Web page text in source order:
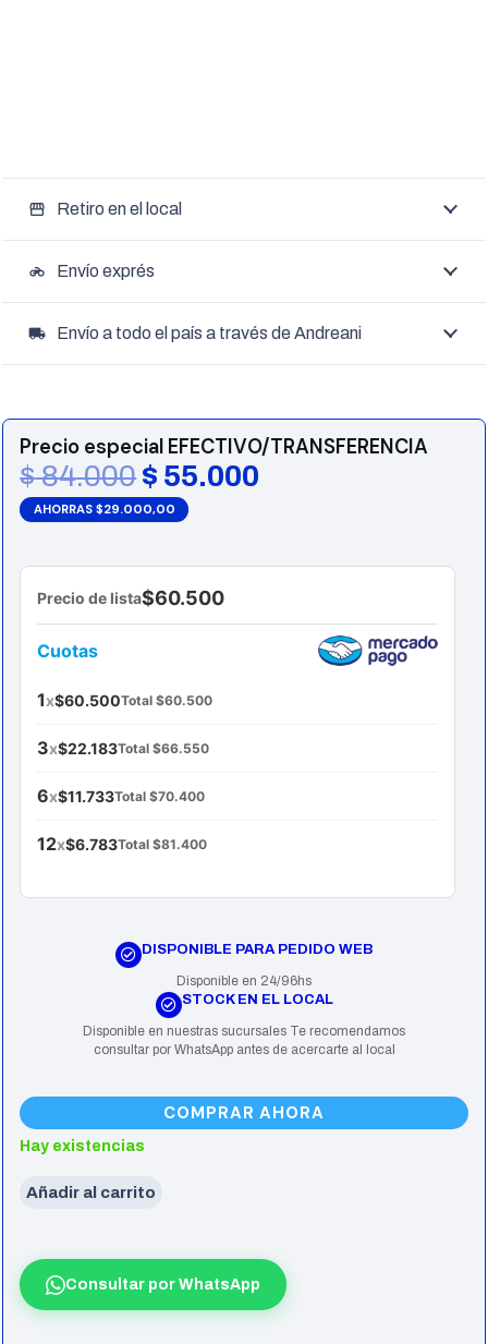
storefront Retiro en el local
motorcycle Envío exprés
local_shipping Envío a todo el país a través de Andreani
Precio especial EFECTIVO/TRANSFERENCIA
$84.000El
precio
era:
$ 84.000.
$ 55.000
es:
AHORRAS $29.000,00
Precio de lista$60.500
Cuotas
1x$60.500Total $60.500
3x$22.183Total $66.550
6x$11.733Total $70.400
12x$6.783Total $81.400
DISPONIBLE PARA PEDIDO WEB
Disponible en 24/96hs
STOCK EN EL LOCAL
Disponible en nuestras sucursales Te recomendamos
consultar por WhatsApp antes de acercarte al local
COMPRAR AHORA
Hay existencias
Vsg
Mintaka
Añadir al carrito
Consultar por WhatsApp